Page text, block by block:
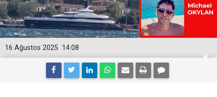
14:08
16 Ağustos 2025